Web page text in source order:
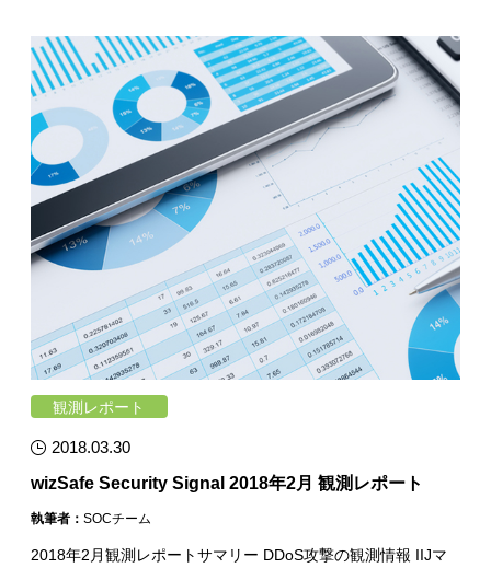
観測レポート
2018.03.30
wizSafe Security Signal 2018年2月 観測レポート
執筆者： SOCチーム
2018年2月観測レポートサマリー DDoS攻撃の観測情報 IIJマ